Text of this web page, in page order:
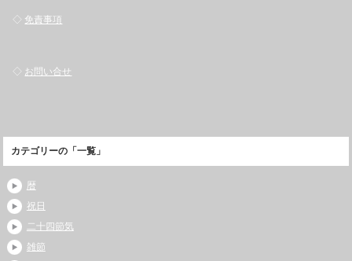
◇ 免責事項
◇ お問い合せ
カテゴリーの「一覧」
暦
祝日
二十四節気
雑節